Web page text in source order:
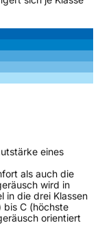
eines
als auch die
wird in
in die drei Klassen
bis C (höchste
orientiert